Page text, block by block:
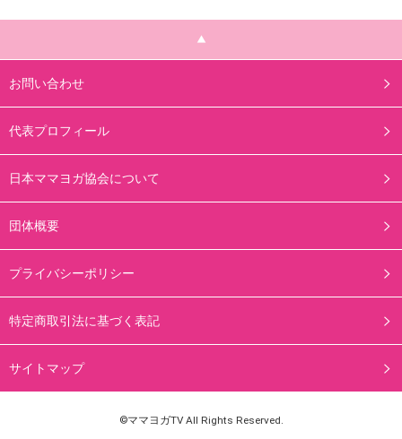
お問い合わせ
代表プロフィール
日本ママヨガ協会について
団体概要
プライバシーポリシー
特定商取引法に基づく表記
サイトマップ
©ママヨガTV All Rights Reserved.